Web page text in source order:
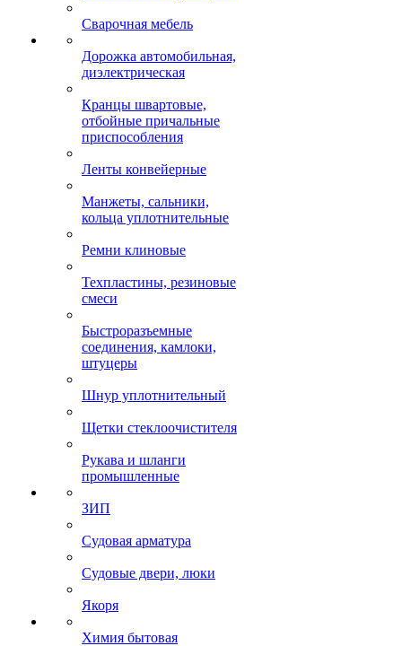
Сварочная мебель
Дорожка автомобильная,
диэлектрическая
Кранцы швартовые,
отбойные причальные
приспособления
Ленты конвейерные
Манжеты, сальники,
кольца уплотнительные
Ремни клиновые
Техпластины, резиновые
смеси
Быстроразъемные
соединения, камлоки,
штуцеры
Шнур уплотнительный
Щетки стеклоочистителя
Рукава и шланги
промышленные
ЗИП
Судовая арматура
Судовые двери, люки
Якоря
Химия бытовая